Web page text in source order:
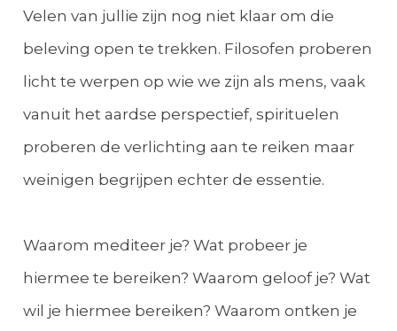
Velen van jullie zijn nog niet klaar om die
beleving open te trekken. Filosofen proberen
licht te werpen op wie we zijn als mens, vaak
vanuit het aardse perspectief, spirituelen
proberen de verlichting aan te reiken maar
weinigen begrijpen echter de essentie.
Waarom mediteer je? Wat probeer je
hiermee te bereiken? Waarom geloof je? Wat
wil je hiermee bereiken? Waarom ontken je